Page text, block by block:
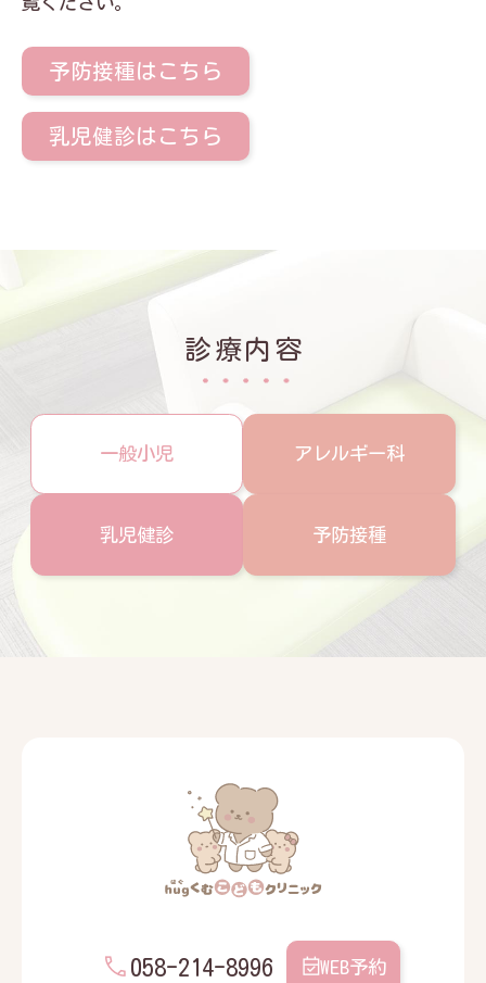
予防接種はこちら
乳児健診はこちら
診療内容
一般小児 アレルギー科
乳児健診 予防接種
058-214-8996 WEB予約